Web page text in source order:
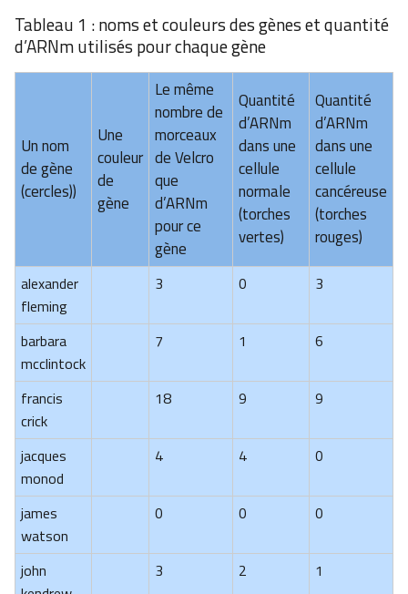
Un nom
de gène
(cercles))
Une
couleur
de
gène
Le même
nombre de
morceaux
de Velcro
que
d’ARNm
pour ce
gène
Quantité
d’ARNm
dans une
cellule
normale
(torches
vertes)
Quantité
d’ARNm
dans une
cellule
cancéreuse
(torches
rouges)
Tableau 1 : noms et couleurs des gènes et quantité
d’ARNm utilisés pour chaque gène
alexander
fleming
3 0 3
barbara
mcclintock
7 1 6
francis
crick
18 9 9
jacques
monod
4 4 0
james
watson
0 0 0
john
3 2 1